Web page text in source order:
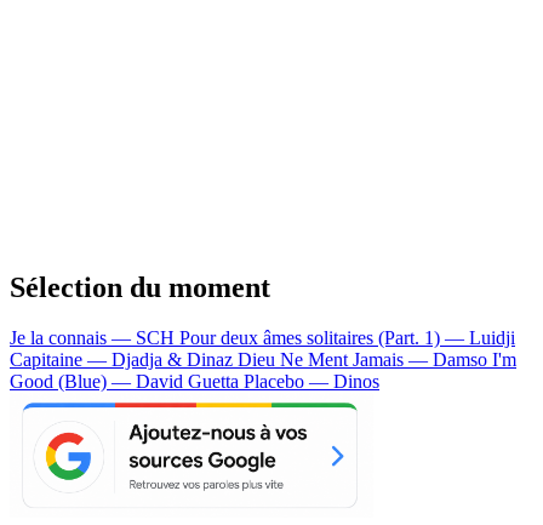
Sélection du moment
Je la connais — SCH Pour deux âmes solitaires (Part. 1) — Luidji
Capitaine — Djadja & Dinaz Dieu Ne Ment Jamais — Damso I'm
Good (Blue) — David Guetta Placebo — Dinos